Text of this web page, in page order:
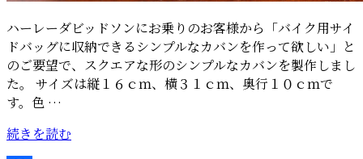
ハーレーダビッドソンにお乗りのお客様から「バイク用サイ
ドバッグに収納できるシンプルなカバンを作って欲しい」と
のご要望で、スクエアな形のシンプルなカバンを製作しまし
た。 サイズは縦１６ｃｍ、横３１ｃｍ、奥行１０ｃｍで
す。色 …
“サ
続きを読む